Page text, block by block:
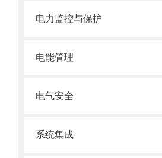
电力监控与保护
电能管理
电气安全
系统集成